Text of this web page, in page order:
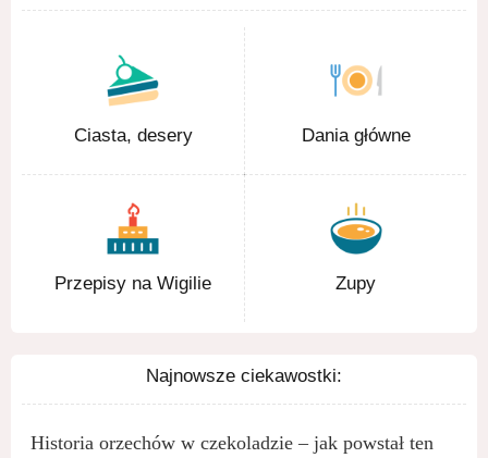
Ciasta, desery Dania główne
Przepisy na Wigilie Zupy
Najnowsze ciekawostki:
Historia orzechów w czekoladzie – jak powstał ten